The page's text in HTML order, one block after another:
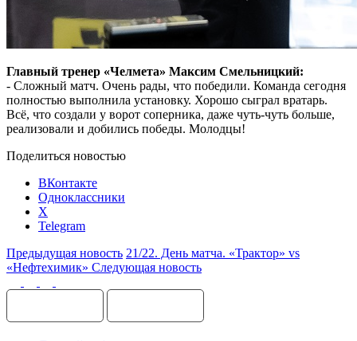
Главный тренер «Челмета» Максим Смельницкий:
- Сложный матч. Очень рады, что победили. Команда сегодня
полностью выполнила установку. Хорошо сыграл вратарь.
Всё, что создали у ворот соперника, даже чуть-чуть больше,
реализовали и добились победы. Молодцы!
Поделиться новостью
ВКонтакте
Одноклассники
X
Telegram
Предыдущая новость 21/22. День матча. «Трактор» vs
«Нефтехимик» Следующая новость